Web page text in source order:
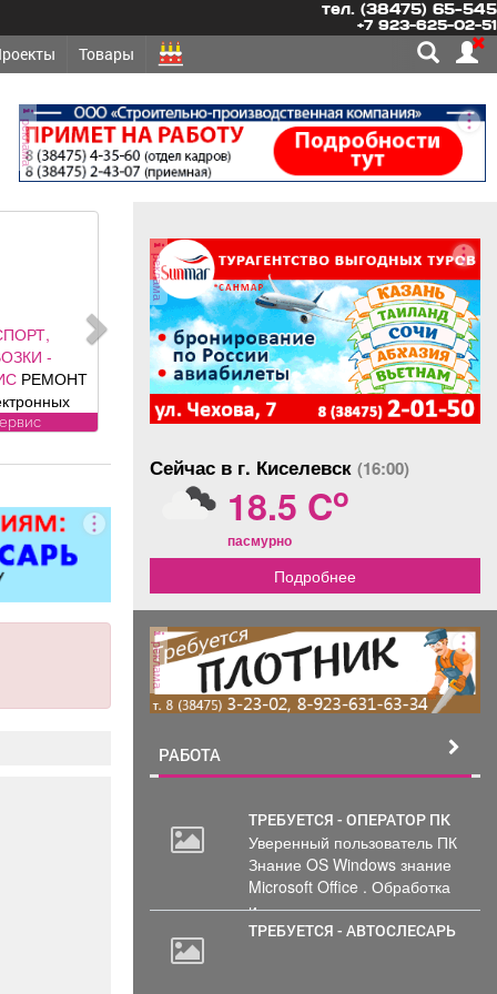
тел. (38475) 65-545
+7 923-625-02-51
Товары
реклама
-
СТИРКА
год,
скидка
стирка
реклама
Сейчас в г. Киселевск (16:00)
18.5 Co
пасмурно
Подробнее
реклама
РАБОТА
ТРЕБУЕТСЯ - ОПЕРАТОР ПК
Уверенный пользователь ПК
Знание OS Windows знание
Microsoft Office . Обработка
и...
ТРЕБУЕТСЯ - АВТОСЛЕСАРЬ
30